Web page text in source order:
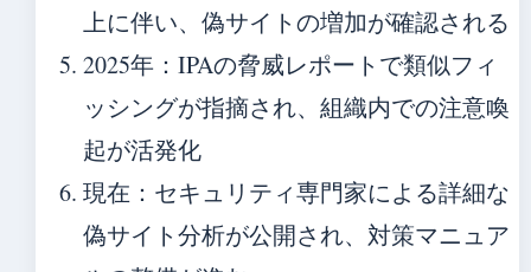
上に伴い、偽サイトの増加が確認される
2025年 ：IPAの脅威レポートで類似フィ
ッシングが指摘され、組織内での注意喚
起が活発化
現在 ：セキュリティ専門家による詳細な
偽サイト分析が公開され、対策マニュア